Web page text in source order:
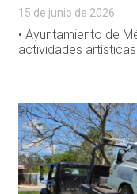
15 de junio de 2026
• Ayuntamiento de
actividades